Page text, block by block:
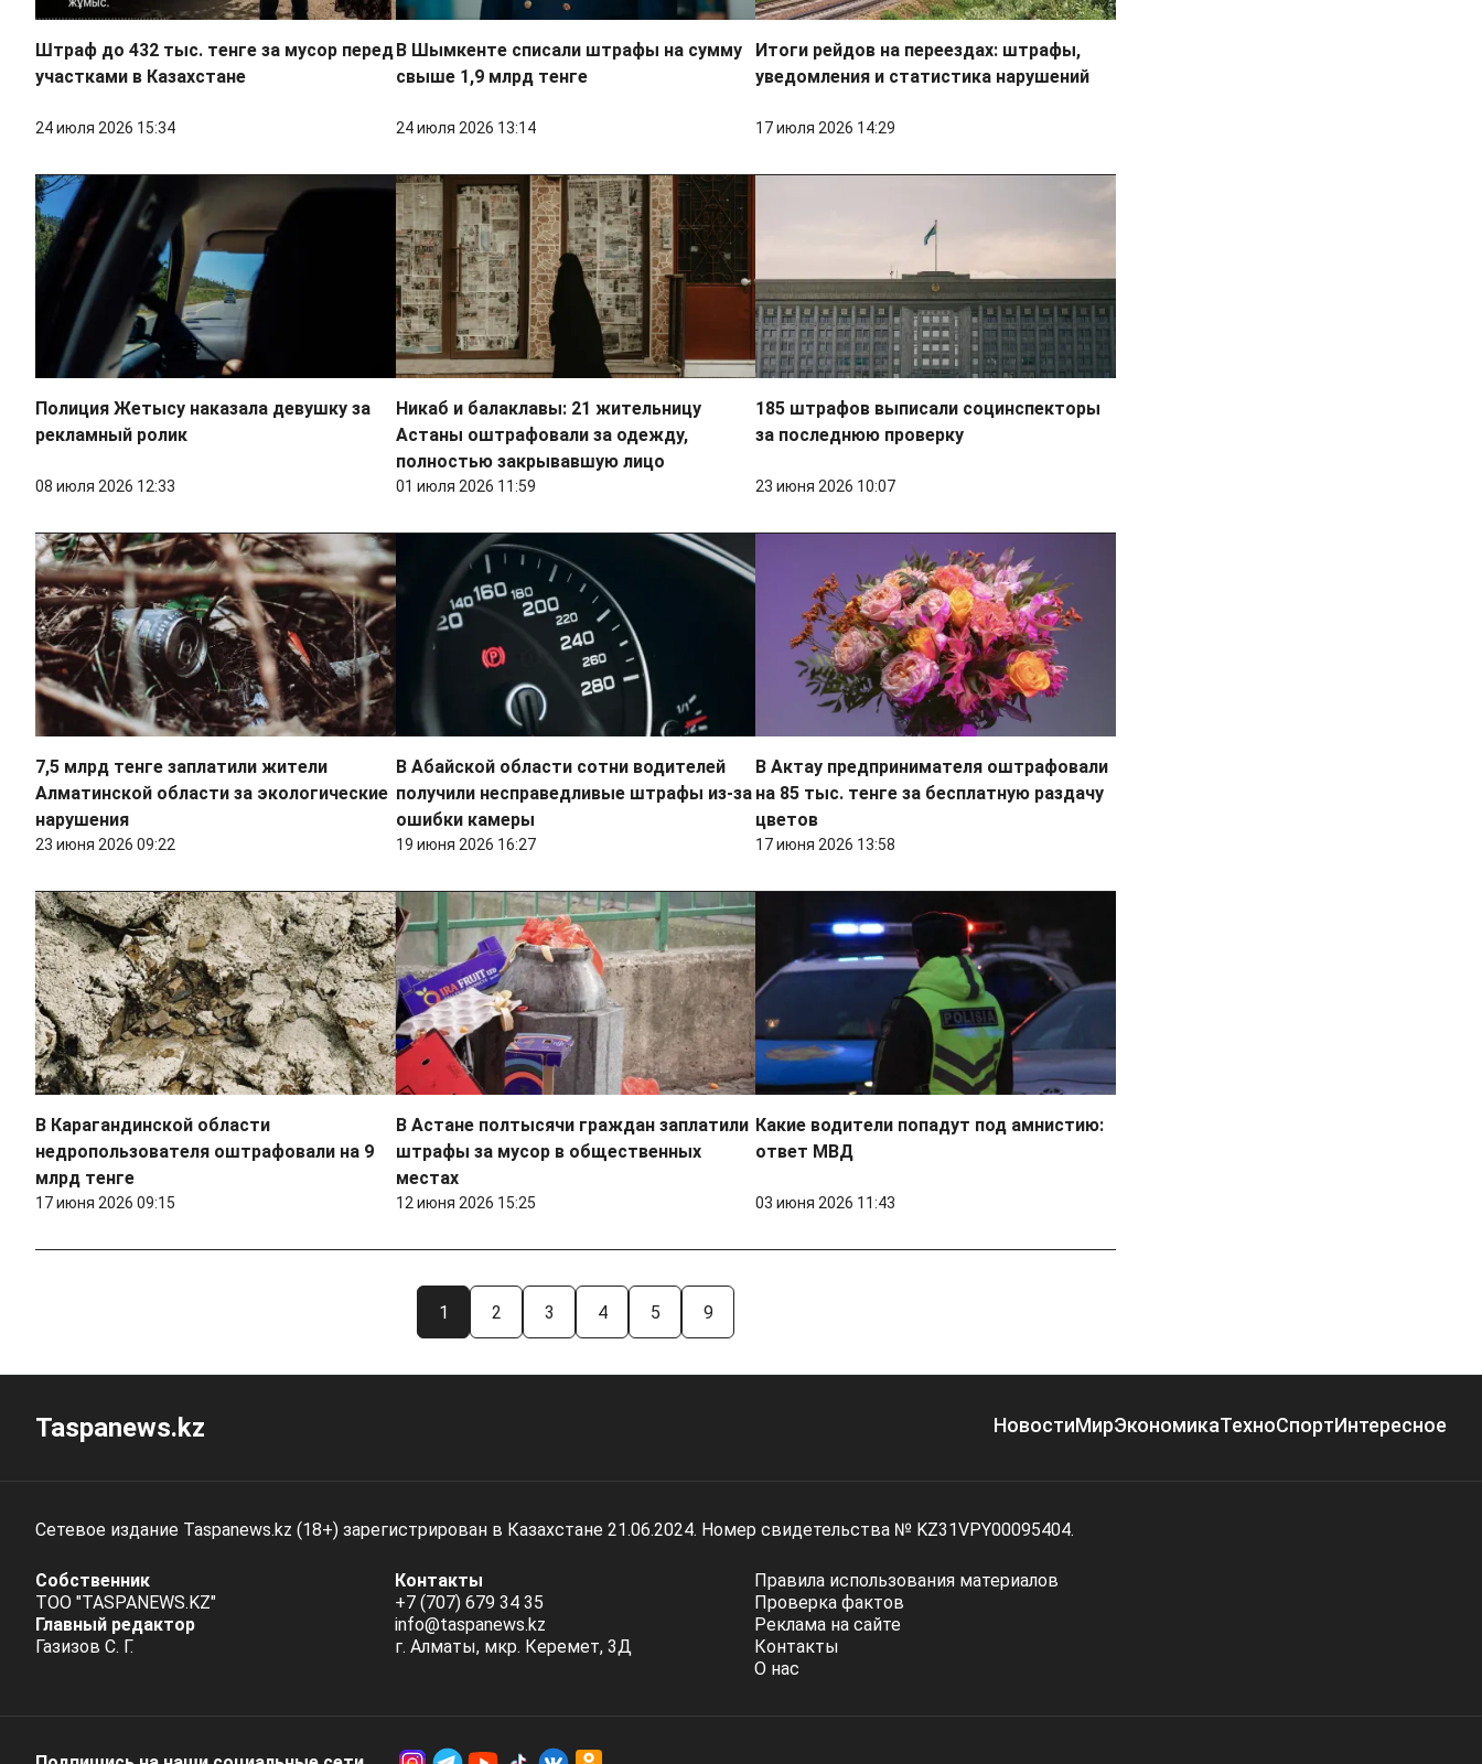
Штраф до 432 тыс. тенге за мусор перед
участками в Казахстане
24 июля 2026 15:34
В Шымкенте списали штрафы на сумму
свыше 1,9 млрд тенге
24 июля 2026 13:14
Итоги рейдов на переездах: штрафы,
уведомления и статистика нарушений
17 июля 2026 14:29
Полиция Жетысу наказала девушку за
рекламный ролик
08 июля 2026 12:33
Никаб и балаклавы: 21 жительницу
Астаны оштрафовали за одежду,
полностью закрывавшую лицо
01 июля 2026 11:59
185 штрафов выписали социнспекторы
за последнюю проверку
23 июня 2026 10:07
7,5 млрд тенге заплатили жители
Алматинской области за экологические
нарушения
23 июня 2026 09:22
В Абайской области сотни водителей
получили несправедливые штрафы из-за
ошибки камеры
19 июня 2026 16:27
В Актау предпринимателя оштрафовали
на 85 тыс. тенге за бесплатную раздачу
цветов
17 июня 2026 13:58
В Карагандинской области
недропользователя оштрафовали на 9
млрд тенге
17 июня 2026 09:15
В Астане полтысячи граждан заплатили
штрафы за мусор в общественных
местах
12 июня 2026 15:25
Какие водители попадут под амнистию:
ответ МВД
03 июня 2026 11:43
1 2 3 4 5 9
Taspanews.kz НовостиМирЭкономикаТехноСпортИнтересное
Сетевое издание Taspanews.kz (18+) зарегистрирован в Казахстане 21.06.2024. Номер свидетельства № KZ31VPY00095404.
Собственник
ТОО "TASPANEWS.KZ"
Главный редактор
Газизов С. Г.
Контакты
+7 (707) 679 34 35
info@taspanews.kz
г. Алматы, мкр. Керемет, 3Д
Правила использования материалов
Проверка фактов
Реклама на сайте
Контакты
О нас